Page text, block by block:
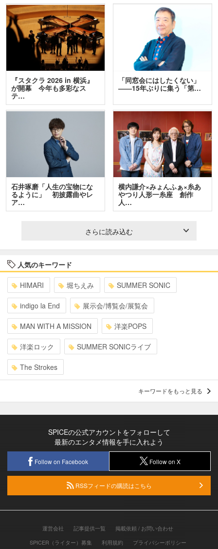
『スタクラ 2026 in 横浜』
が開幕 今年も多彩なス
テ…
「同窓会にはしたくない」
――15年ぶりに集う「第…
石井琢磨「人生の宝物にな
るように」 初披露曲やレ
ア…
横内謙介×みょんふぁ×糸あ
やつり人形一糸座 創作
人…
さらに読み込む
人気のキーワード
HIMARI 堀ちえみ SUMMER SONIC
indigo la End 展示会/博覧会/展覧会
MAN WITH A MISSION 洋楽POPS
洋楽ロック SUMMER SONICライブ
The Strokes
キーワードをもっと見る
SPICEの公式アカウントをフォローして
最新のエンタメ情報を手に入れよう
Follow on Facebook Follow on X
RSSフィードの購読はこちら
運営会社 記事提供一覧
掲載依頼 / お問い合わせ
SPICER（ライター）募集
利用規約 プライバシーポリシー